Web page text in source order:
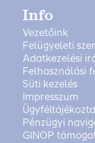
Info
Vezetőink
Felügyeleti
Adatkezelési
Felhasználási
Süti kezelés
Impresszum
Pénzügyi
GINOP